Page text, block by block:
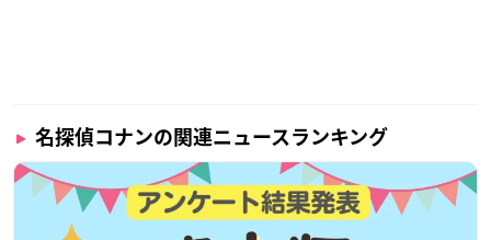
名探偵コナンの関連ニュースランキング